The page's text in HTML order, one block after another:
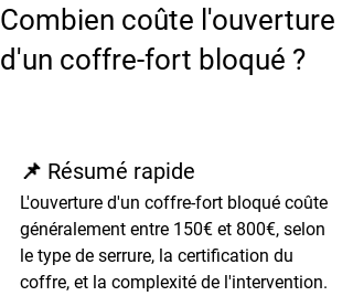
Combien coûte l'ouverture
d'un coffre-fort bloqué ?
📌 Résumé rapide
L'ouverture d'un coffre-fort bloqué coûte
généralement entre 150€ et 800€, selon
le type de serrure, la certification du
coffre, et la complexité de l'intervention.